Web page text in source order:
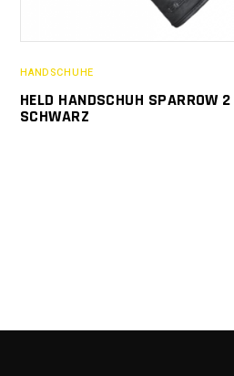
HANDSCHUHE
HELD HANDSCHUH SPARROW 2
SCHWARZ